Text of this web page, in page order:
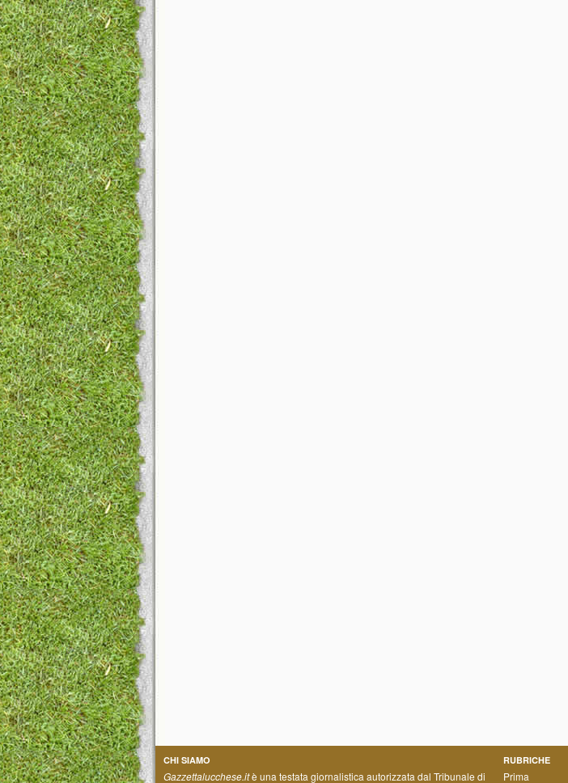
CHI SIAMO
Gazzettalucchese.itè una testata giornalistica autorizzata dal Tribunale di
RUBRICHE
Prima